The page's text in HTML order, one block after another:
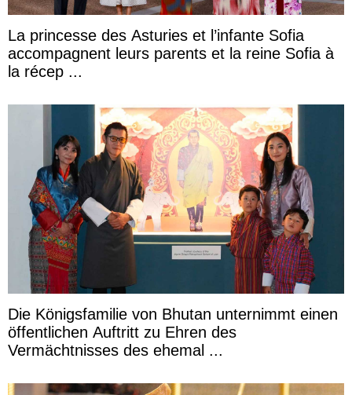
La princesse des Asturies et l’infante Sofia
accompagnent leurs parents et la reine Sofia à
la récep ...
Die Königsfamilie von Bhutan unternimmt einen
öffentlichen Auftritt zu Ehren des
Vermächtnisses des ehemal ...